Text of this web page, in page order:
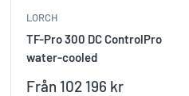
LORCH
TF-Pro 300 DC ControlPro
water-cooled
Reapris
Från 102 196 kr